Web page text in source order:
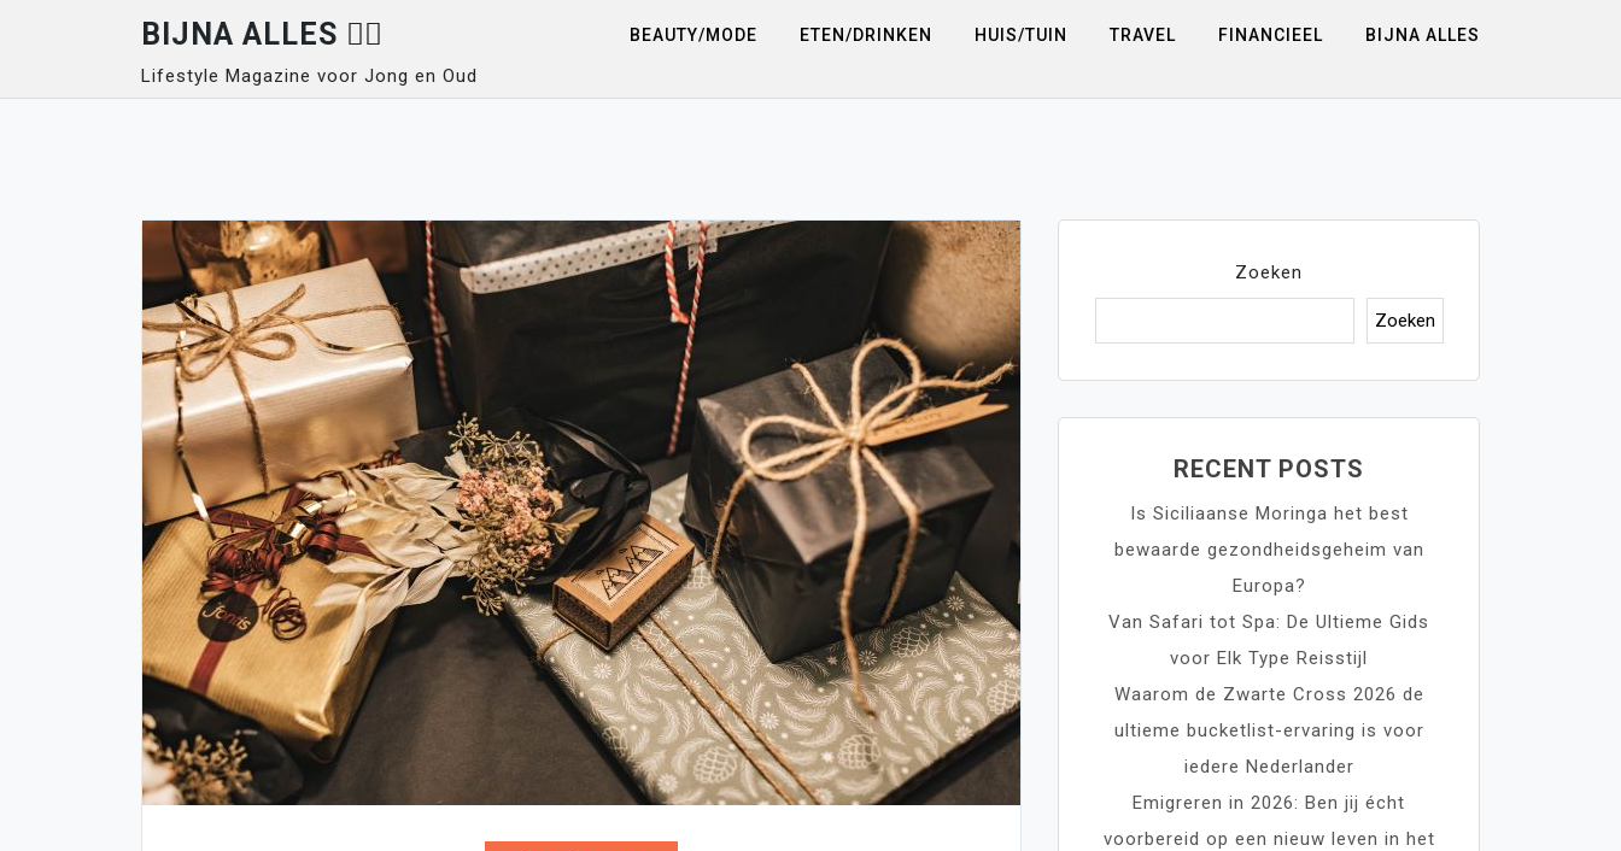
BIJNA ALLES 👍🏽
Lifestyle Magazine voor Jong en Oud
BEAUTY/MODE ETEN/DRINKEN HUIS/TUIN TRAVEL FINANCIEEL BIJNA ALLES
Zoeken
Zoeken
RECENT POSTS
Is Siciliaanse Moringa het best
bewaarde gezondheidsgeheim van
Europa?
Van Safari tot Spa: De Ultieme Gids
voor Elk Type Reisstijl
Waarom de Zwarte Cross 2026 de
ultieme bucketlist-ervaring is voor
iedere Nederlander
Emigreren in 2026: Ben jij écht
voorbereid op een nieuw leven in het